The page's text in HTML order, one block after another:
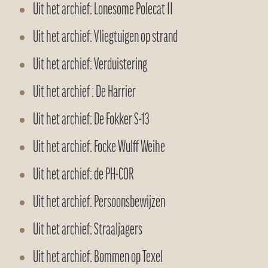
Uit het archief: Lonesome Polecat II
Uit het archief: Vliegtuigen op strand
Uit het archief: Verduistering
Uit het archief : De Harrier
Uit het archief: De Fokker S-13
Uit het archief: Focke Wulff Weihe
Uit het archief: de PH-COR
Uit het archief: Persoonsbewijzen
Uit het archief: Straaljagers
Uit het archief: Bommen op Texel